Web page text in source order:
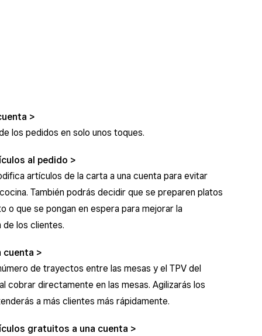
los pedidos en solo unos toques.
al pedido
artículos de la carta a una cuenta para evitar
También podrás decidir que se preparen platos
o que se pongan en espera para mejorar la
de los clientes.
cuenta
de trayectos entre las mesas y el TPV del
cobrar directamente en las mesas. Agilizarás los
a más clientes más rápidamente.
gratuitos a una cuenta